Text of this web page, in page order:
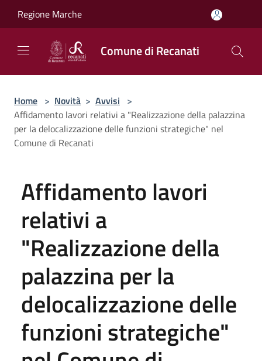
Regione Marche
Comune di Recanati
Home > Novità > Avvisi >
Affidamento lavori relativi a "Realizzazione della palazzina
per la delocalizzazione delle funzioni strategiche" nel
Comune di Recanati
Affidamento lavori
relativi a
"Realizzazione della
palazzina per la
delocalizzazione delle
funzioni strategiche"